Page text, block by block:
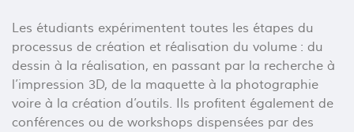
Les étudiants expérimentent toutes les étapes du
processus de création et réalisation du volume : du
dessin à la réalisation, en passant par la recherche à
l’impression 3D, de la maquette à la photographie
voire à la création d’outils. Ils profitent également de
conférences ou de workshops dispensées par des